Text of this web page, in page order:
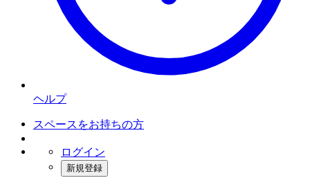
ヘルプ
スペースをお持ちの方
ログイン
新規登録